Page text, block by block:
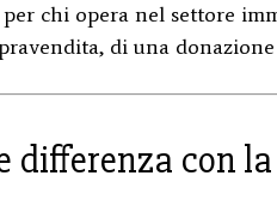
chi opera nel settore
di una
differenza con